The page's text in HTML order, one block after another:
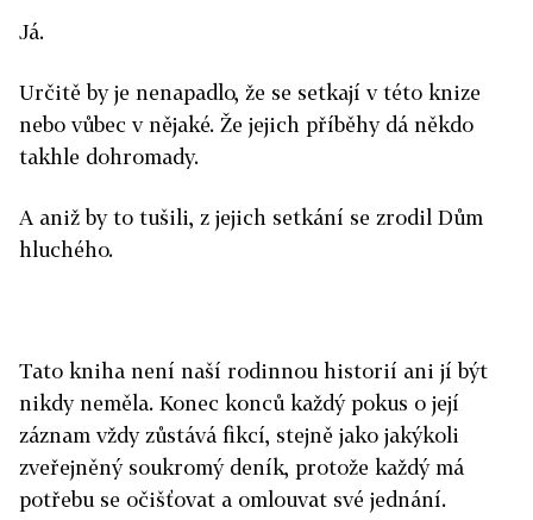
Já.
Určitě by je nenapadlo, že se setkají v této knize
nebo vůbec v nějaké. Že jejich příběhy dá někdo
takhle dohromady.
A aniž by to tušili, z jejich setkání se zrodil Dům
hluchého.
Tato kniha není naší rodinnou historií ani jí být
nikdy neměla. Konec konců každý pokus o její
záznam vždy zůstává fikcí, stejně jako jakýkoli
zveřejněný soukromý deník, protože každý má
potřebu se očišťovat a omlouvat své jednání.